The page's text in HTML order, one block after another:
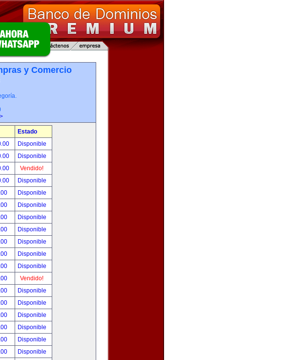
y Comercio
Estado
Disponible
Disponible
Vendido!
Disponible
Disponible
Disponible
Disponible
Disponible
Disponible
Disponible
Disponible
Vendido!
Disponible
Disponible
Disponible
Disponible
Disponible
Disponible